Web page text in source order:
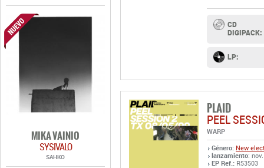
MIKA VAINIO
SYSIVALO
SAHKO
CD
DIGIPACK:
LP:
PLAID
PEEL
WARP
Género: New
lanzamiento:
EP Ref.: R53503